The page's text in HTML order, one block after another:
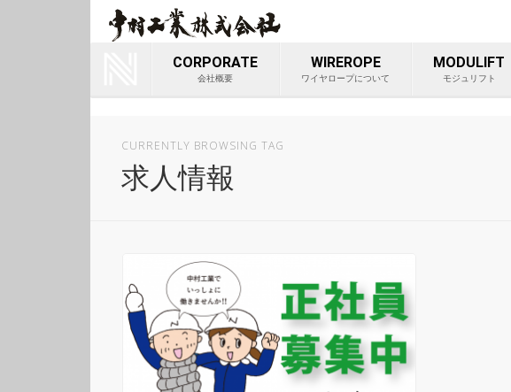
ワイヤロープ
Youtube
CORPORATE
会社概要
WIREROPE
ワイヤロープについて
MODULIFT
モジュリフト
CURRENTLY BROWSING TAG
求人情報